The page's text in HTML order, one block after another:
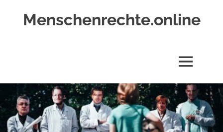
Menschenrechte.online
Geborene
wie
für
Ungeborene
MENÜ